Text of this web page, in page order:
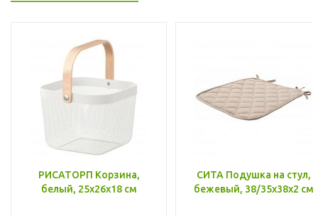
РИСАТОРП Корзина,
белый, 25x26x18 см
СИТА Подушка на стул,
бежевый, 38/35x38x2 см